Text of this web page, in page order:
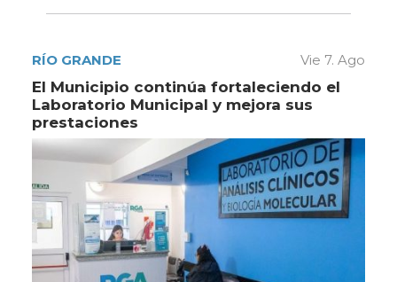
RÍO GRANDE Vie 7. Ago
El Municipio continúa fortaleciendo el
Laboratorio Municipal y mejora sus
prestaciones